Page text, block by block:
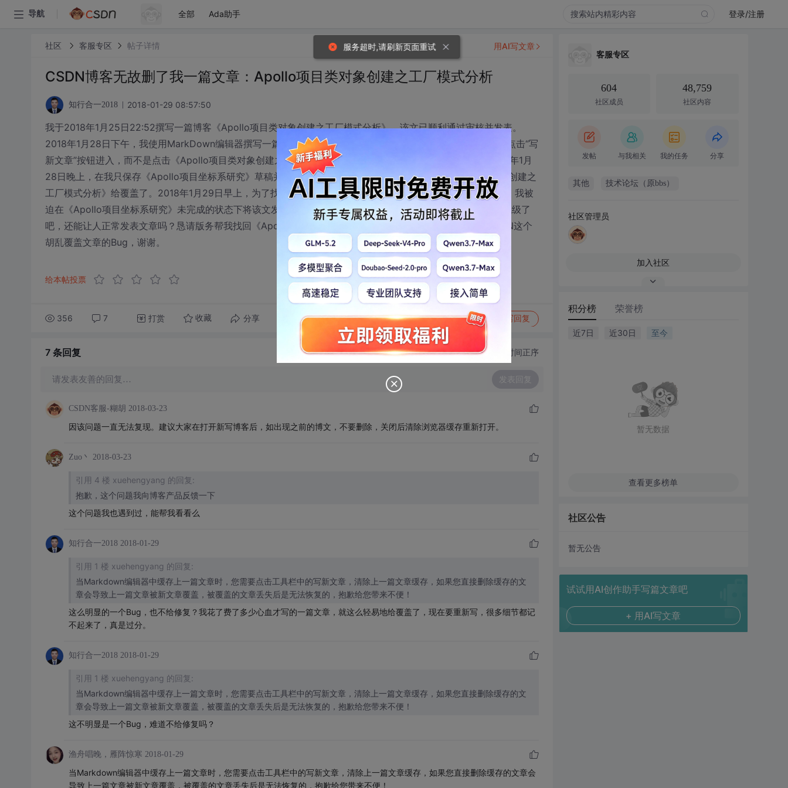
导航 全部 Ada助手 登录/注册
社区 客服专区 帖子详情
CSDN博客无故删了我一篇文章：Apollo项目类对象创建之工厂模式分析
知行合一2018 2018-01-29 08:57:50
我于2018年1月25日22:52撰写一篇博客《Apollo项目类对象创建之工厂模式分析》，该文已顺利通过审核并发表。
2018年1月28日下午，我使用MarkDown编辑器撰写一篇新文章《Apollo项目坐标系研究》（我绝对可以肯定是点击“写
新文章”按钮进入，而不是点击《Apollo项目类对象创建之工厂模式分析》的“编辑”按钮），该文尚未完成。2018年1月
28日晚上，在我只保存《Apollo项目坐标系研究》草稿并未正式发表的情形下，该文直接把《Apollo项目类对象创建之
工厂模式分析》给覆盖了。2018年1月29日早上，为了找回《Apollo项目类对象创建之工厂模式分析》这篇文章，我被
迫在《Apollo项目坐标系研究》未完成的状态下将该文发表，但仍然找不回原来那篇文章。CSDN这个Bug也太低级了
吧，还能让人正常发表文章吗？恳请版务帮我找回《Apollo项目类对象创建之工厂模式分析》一文，并修复CSDN这个
胡乱覆盖文章的Bug，谢谢。
给本帖投票
356 7 打赏 收藏 分享 转发到动态 举报 写回复
用AI写文章
7 条回复 切换为时间正序
请发表友善的回复… 发表回复
CSDN客服-糊胡 2018-03-23
因该问题一直无法复现。建议大家在打开新写博客后，如出现之前的博文，不要删除，关闭后清除浏览器缓存重新打开。
Zuo丶 2018-03-23
引用 4 楼 xuehengyang 的回复:
抱歉，这个问题我向博客产品反馈一下
这个问题我也遇到过，能帮我看看么
知行合一2018 2018-01-29
引用 1 楼 xuehengyang 的回复:
当Markdown编辑器中缓存上一篇文章时，您需要点击工具栏中的写新文章，清除上一篇文章缓存，如果您直接删除缓存的文
章会导致上一篇文章被新文章覆盖，被覆盖的文章丢失后是无法恢复的，抱歉给您带来不便！
这么明显的一个Bug，也不给修复？我花了费了多少心血才写的一篇文章，就这么轻易地给覆盖了，现在要重新写，很多细节都记
不起来了，真是过分。
知行合一2018 2018-01-29
引用 1 楼 xuehengyang 的回复:
当Markdown编辑器中缓存上一篇文章时，您需要点击工具栏中的写新文章，清除上一篇文章缓存，如果您直接删除缓存的文
章会导致上一篇文章被新文章覆盖，被覆盖的文章丢失后是无法恢复的，抱歉给您带来不便！
这不明显是一个Bug，难道不给修复吗？
渔舟唱晚，雁阵惊寒 2018-01-29
当Markdown编辑器中缓存上一篇文章时，您需要点击工具栏中的写新文章，清除上一篇文章缓存，如果您直接删除缓存的文章会
导致上一篇文章被新文章覆盖，被覆盖的文章丢失后是无法恢复的，抱歉给您带来不便！
客服专区
604
社区成员
48,759
社区内容
发帖 与我相关 我的任务 分享
其他 技术论坛（原bbs）
社区管理员
加入社区
积分榜 荣誉榜
近7日 近30日 至今
暂无数据
查看更多榜单
社区公告
暂无公告
试试用AI创作助手写篇文章吧
+ 用AI写文章
服务超时,请刷新页面重试